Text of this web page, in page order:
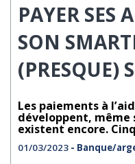
PAYER SES
SON
(PRESQUE)
Les paiements à
développent,
existent encore.
01/03/2023 - Banque/